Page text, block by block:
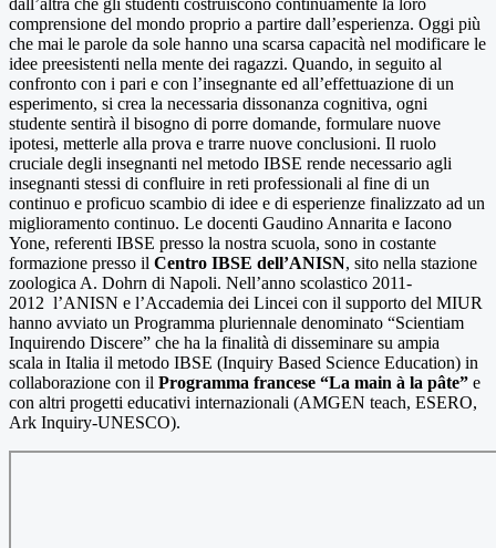
dall’altra che gli studenti costruiscono continuamente la loro
comprensione del mondo proprio a partire dall’esperienza. Oggi più
che mai le parole da sole hanno una scarsa capacità nel modificare le
idee preesistenti nella mente dei ragazzi. Quando, in seguito al
confronto con i pari e con l’insegnante ed all’effettuazione di un
esperimento, si crea la necessaria dissonanza cognitiva, ogni
studente sentirà il bisogno di porre domande, formulare nuove
ipotesi, metterle alla prova e trarre nuove conclusioni. Il ruolo
cruciale degli insegnanti nel metodo IBSE rende necessario agli
insegnanti stessi di confluire in reti professionali al fine di un
continuo e proficuo scambio di idee e di esperienze finalizzato ad un
miglioramento continuo. Le docenti Gaudino Annarita e Iacono
Yone, referenti IBSE presso la nostra scuola, sono in costante
formazione presso il Centro IBSE dell’ANISN, sito nella stazione
zoologica A. Dohrn di Napoli. Nell’anno scolastico 2011-
2012 l’ANISN e l’Accademia dei Lincei con il supporto del MIUR
hanno avviato un Programma pluriennale denominato “Scientiam
Inquirendo Discere” che ha la finalità di disseminare su ampia
scala in Italia il metodo IBSE (Inquiry Based Science Education) in
collaborazione con il Programma francese “La main à la pâte” e
con altri progetti educativi internazionali (AMGEN teach, ESERO,
Ark Inquiry-UNESCO).